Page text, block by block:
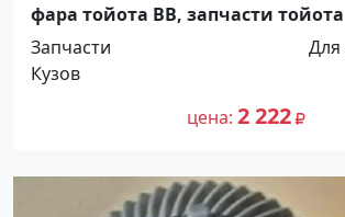
фара тойота BB, запчасти
наличии Краснодар
Запчасти
Для
Кузов
цена 2 222